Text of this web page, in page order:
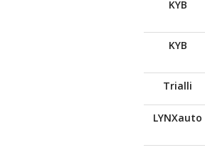
KYB
KYB
Trialli
LYNXauto